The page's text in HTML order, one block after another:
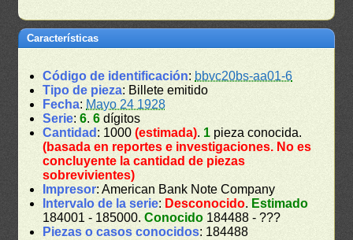
Características
Código de identificación: bbvc20bs-aa01-6
Tipo de pieza: Billete emitido
Fecha: Mayo 24 1928
Serie:6.6 dígitos
Cantidad : 1000(estimada). 1 pieza conocida.
(basada en reportes e investigaciones. No es
concluyente la cantidad de piezas
sobrevivientes)
Impresor: American Bank Note Company
Intervalo de la serie: Desconocido. Estimado
184001 - 185000.Conocido 184488 - ???
Piezas o casos conocidos: 184488